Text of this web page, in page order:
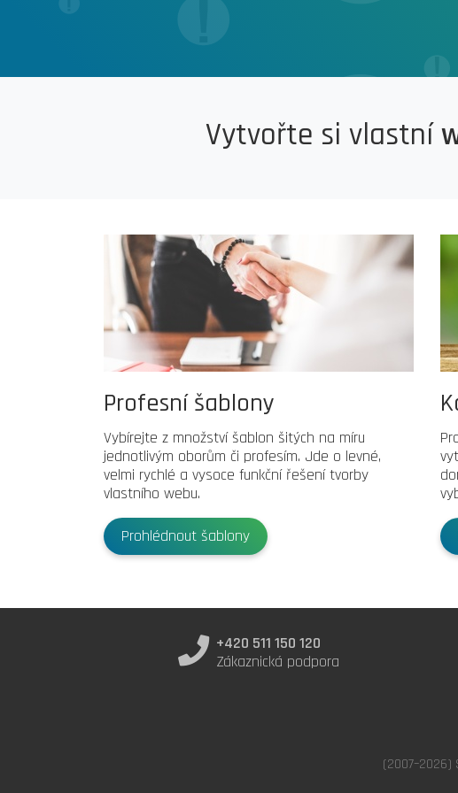
Vytvořte si vlastní
Profesní šablony
Vybírejte z množství šablon šitých na míru
jednotlivým oborům či profesím. Jde o levné,
velmi rychlé a vysoce funkční řešení tvorby
vlastního webu.
Prohlédnout šablony
+420 511 150 120
Zákaznická podpora
(2007–2026)